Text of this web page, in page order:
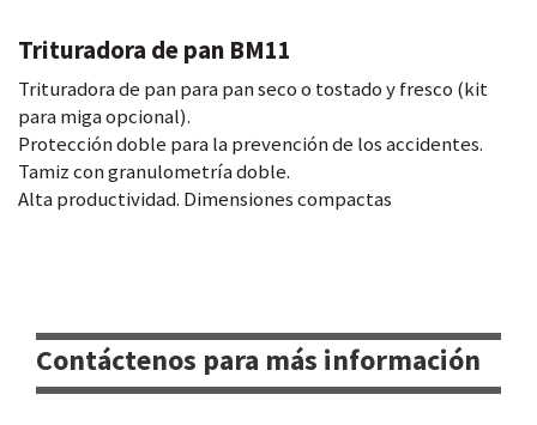
Trituradora de pan BM11
Trituradora de pan para pan seco o tostado y fresco (kit
para miga opcional).
Protección doble para la prevención de los accidentes.
Tamiz con granulometría doble.
Alta productividad. Dimensiones compactas
Contáctenos para más información